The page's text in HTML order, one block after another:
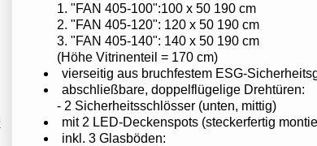
1. "FAN 405-100":100 x 50 190 cm
2. "FAN 405-120": 120 x 50 190 cm
3. "FAN 405-140": 140 x 50 190 cm
(Höhe Vitrinenteil = 170 cm)
vierseitig aus bruchfestem ESG-
abschließbare, doppelflügelige Drehtüren:
- 2 Sicherheitsschlösser (unten, mittig)
mit 2 LED-Deckenspots (steckerfertig
inkl. 3 Glasböden: